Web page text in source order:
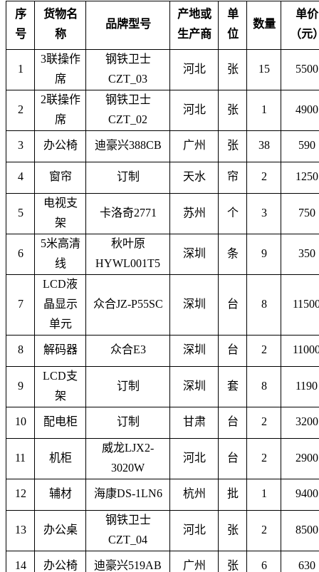
序
号
货物名
称
品牌型号
产地或
生产商
单
位
数量
单价
（元
1
3联操作
席
钢铁卫士
CZT_03
河北 张 15 5500
2
2联操作
席
钢铁卫士
CZT_02
河北 张 1 4900
3 办公椅 迪豪兴388CB 广州 张 38 590
4 窗帘 订制 天水 帘 2 1250
5
电视支
架
卡洛奇2771 苏州 个 3 750
6
5米高清
线
秋叶原
HYWL001T5
深圳 条 9 350
7
LCD液
晶显示
单元
众合JZ-P55SC 深圳 台 8
8 解码器 众合E3 深圳 台 2
9
LCD支
架
订制 深圳 套 8 1190
10 配电柜 订制 甘肃 台 2 3200
11 机柜
威龙LJX2-
3020W
河北 台 2 2900
12 辅材 海康DS-1LN6 杭州 批 1 9400
13 办公桌
钢铁卫士
CZT_04
河北 张 2 8500
14 办公椅 迪豪兴519AB 广州 张 6 630